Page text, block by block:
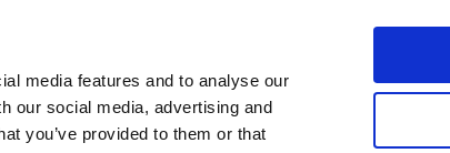
media features and to analyse our
our social media, advertising and
you’ve provided to them or that
Sök